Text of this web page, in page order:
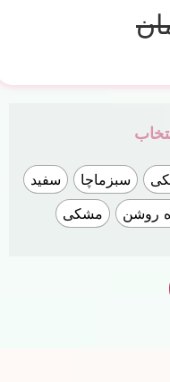
سبزماچا
سفید
روشن مشکی